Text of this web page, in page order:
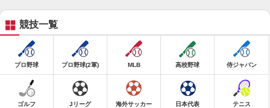
競技一覧
プロ野球 プロ野球(2軍) MLB 高校野球 侍ジャパン
ゴルフ Jリーグ 海外サッカー 日本代表 テニス